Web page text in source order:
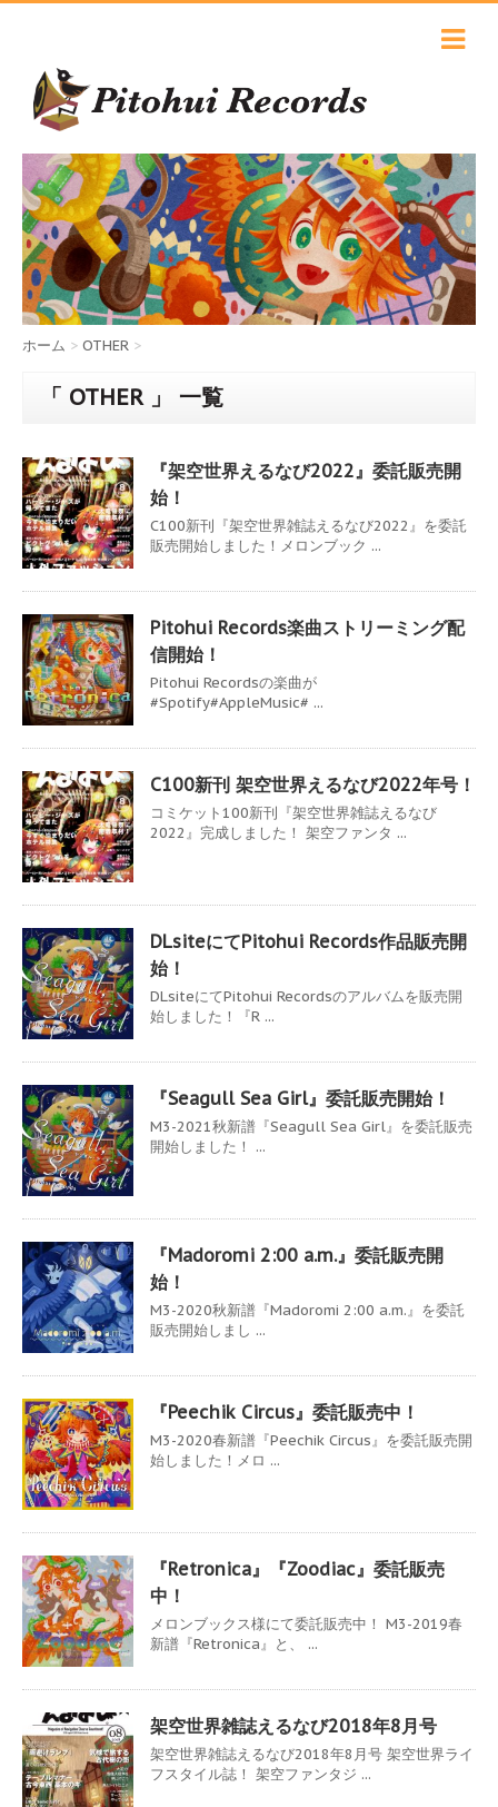
ホーム > OTHER >
「 OTHER 」 一覧
『架空世界えるなび2022』委託販売開
始！
C100新刊『架空世界雑誌えるなび2022』を委託
販売開始しました！メロンブック ...
Pitohui Records楽曲ストリーミング配
信開始！
Pitohui Recordsの楽曲が
#Spotify#AppleMusic# ...
C100新刊 架空世界えるなび2022年号！
コミケット100新刊『架空世界雑誌えるなび
2022』完成しました！ 架空ファンタ ...
DLsiteにてPitohui Records作品販売開
始！
DLsiteにてPitohui Recordsのアルバムを販売開
始しました！『R ...
『Seagull Sea Girl』委託販売開始！
M3-2021秋新譜『Seagull Sea Girl』を委託販売
開始しました！ ...
『Madoromi 2:00 a.m.』委託販売開
始！
M3-2020秋新譜『Madoromi 2:00 a.m.』を委託
販売開始しまし ...
『Peechik Circus』委託販売中！
M3-2020春新譜『Peechik Circus』を委託販売開
始しました！メロ ...
『Retronica』『Zoodiac』委託販売
中！
メロンブックス様にて委託販売中！ M3-2019春
新譜『Retronica』と、 ...
架空世界雑誌えるなび2018年8月号
架空世界雑誌えるなび2018年8月号 架空世界ライ
フスタイル誌！ 架空ファンタジ ...